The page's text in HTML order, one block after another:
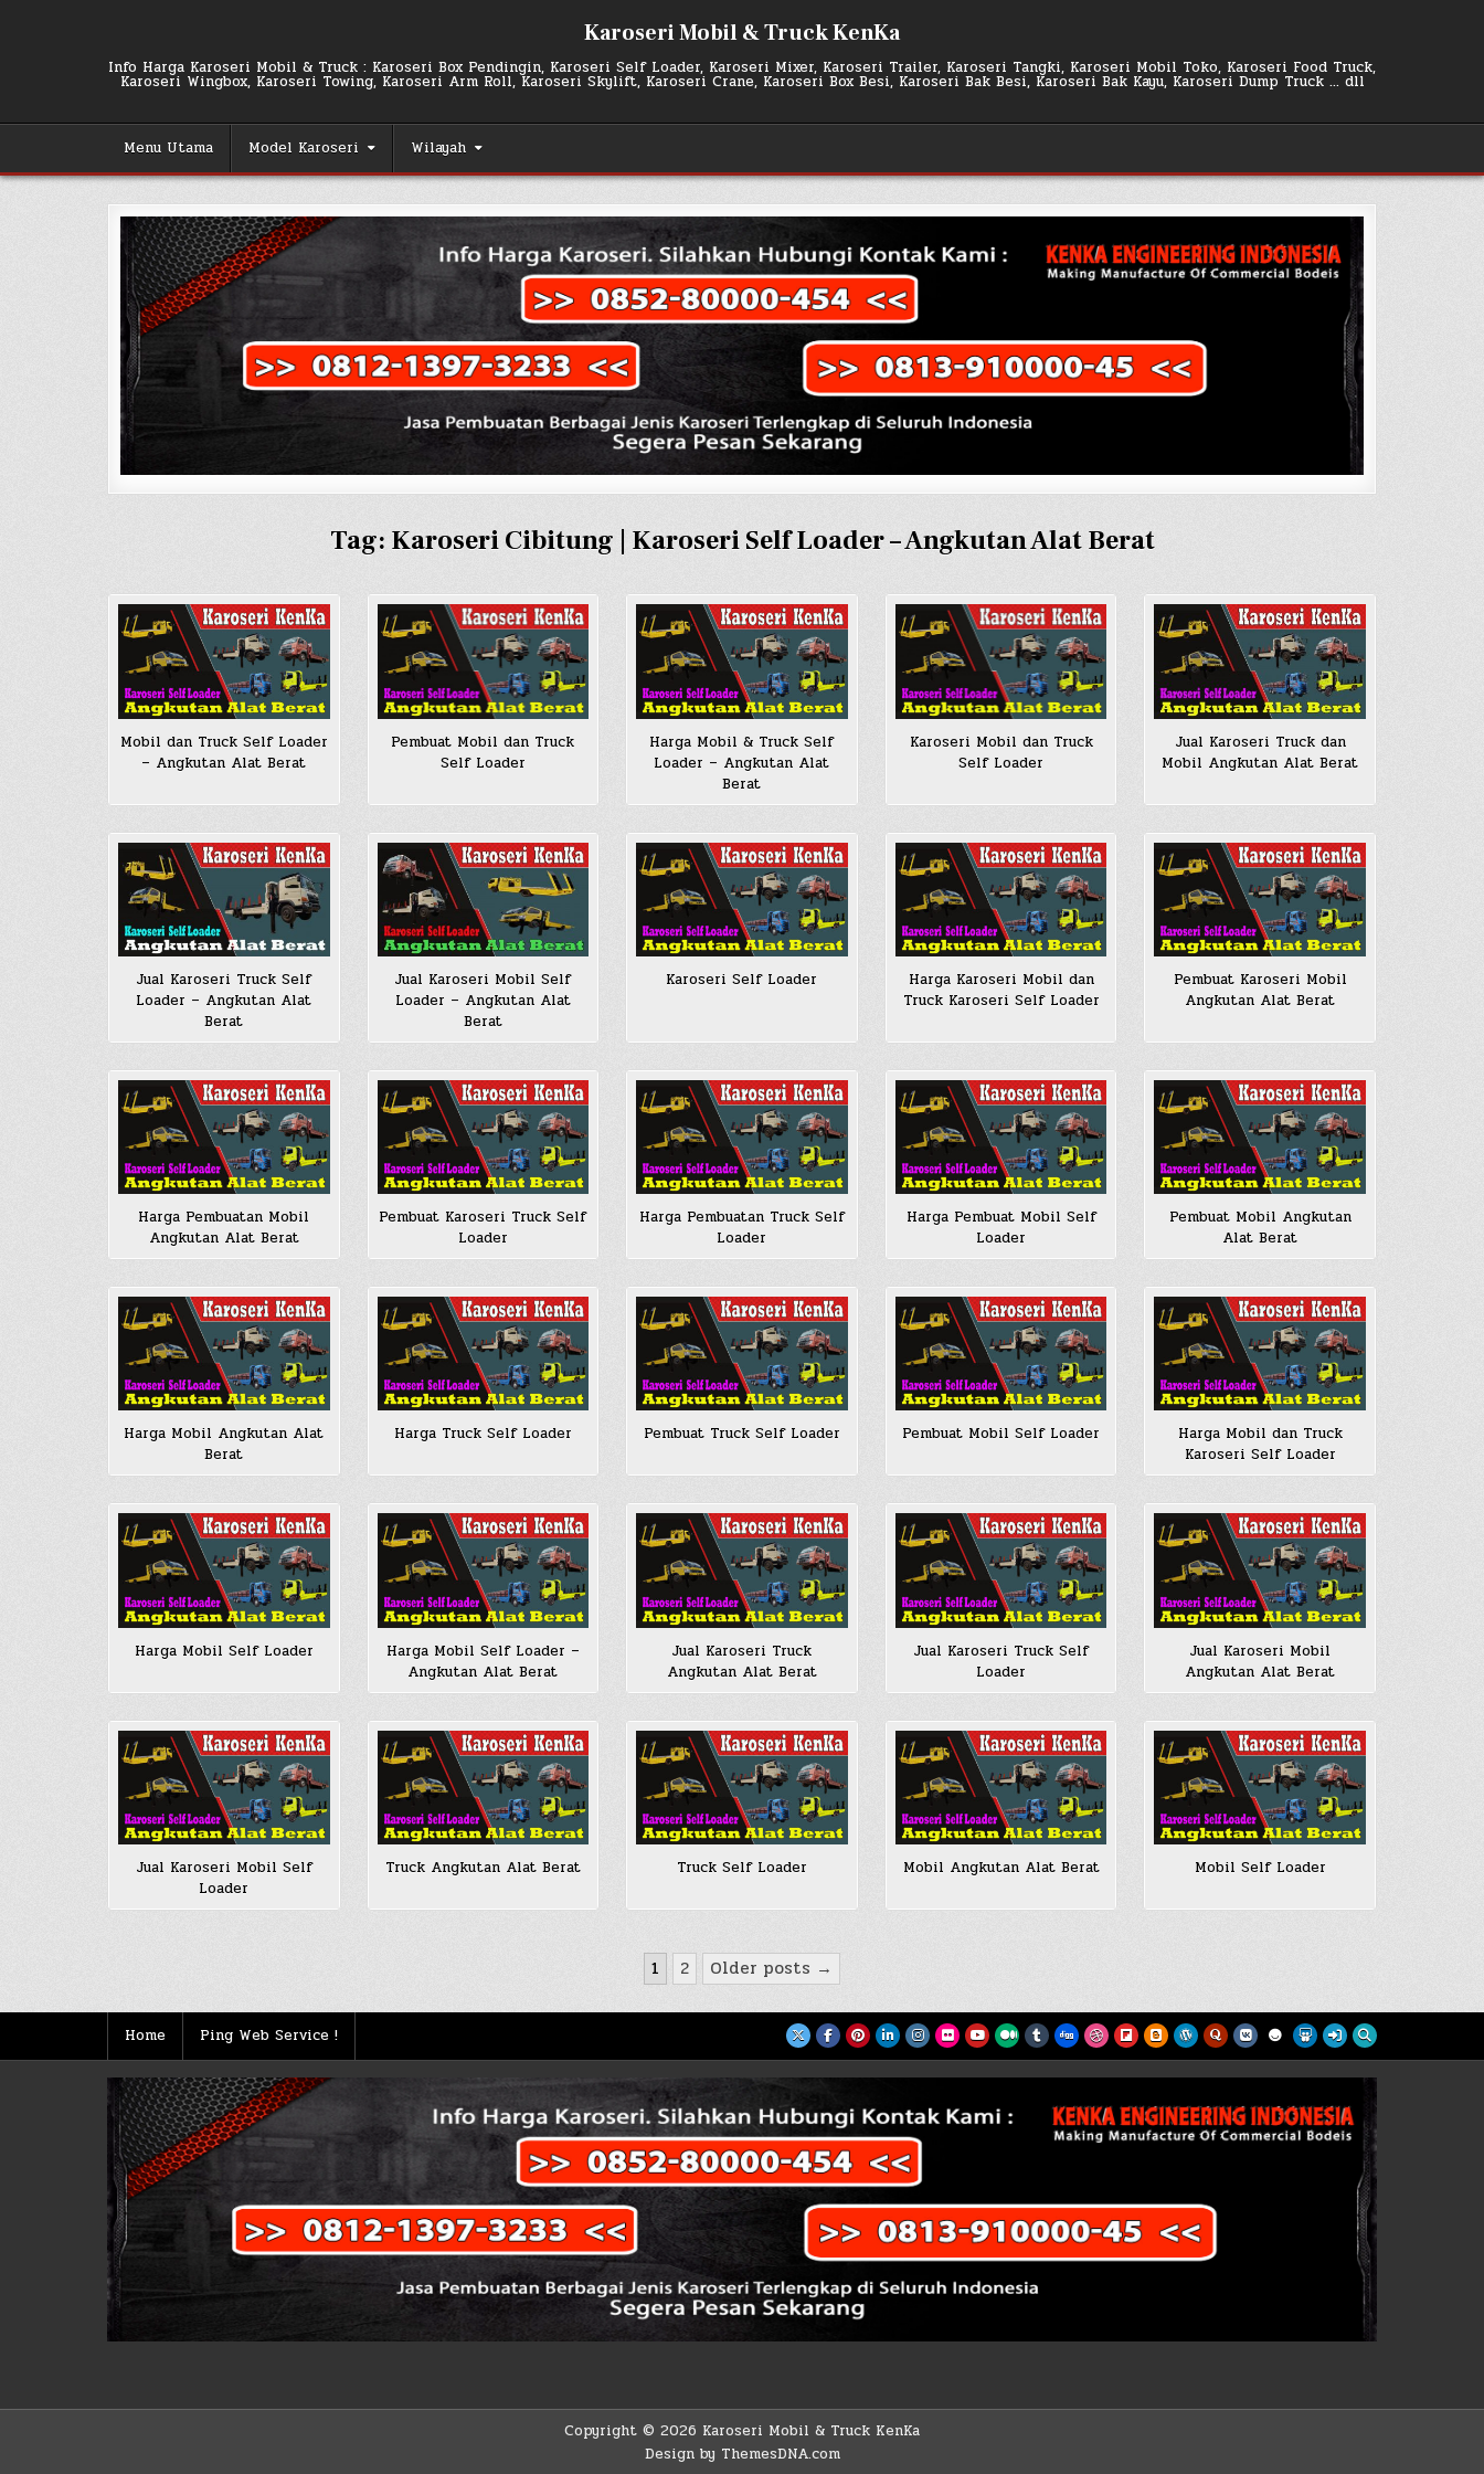
Karoseri Mobil & Truck KenKa
Info Harga Karoseri Mobil & Truck : Karoseri Box Pendingin, Karoseri Self Loader, Karoseri Mixer, Karoseri Trailer, Karoseri Tangki, Karoseri Mobil Toko, Karoseri Food Truck,
Karoseri Wingbox, Karoseri Towing, Karoseri Arm Roll, Karoseri Skylift, Karoseri Crane, Karoseri Box Besi, Karoseri Bak Besi, Karoseri Bak Kayu, Karoseri Dump Truck … dll
Menu Utama Model Karoseri Wilayah
Tag: Karoseri Cibitung | Karoseri Self Loader – Angkutan Alat Berat
Mobil dan Truck Self Loader
– Angkutan Alat Berat
Pembuat Mobil dan Truck
Self Loader
Harga Mobil & Truck Self
Loader – Angkutan Alat
Berat
Karoseri Mobil dan Truck
Self Loader
Jual Karoseri Truck dan
Mobil Angkutan Alat Berat
Jual Karoseri Truck Self
Loader – Angkutan Alat
Berat
Jual Karoseri Mobil Self
Loader – Angkutan Alat
Berat
Karoseri Self Loader
Harga Karoseri Mobil dan
Truck Karoseri Self Loader
Pembuat Karoseri Mobil
Angkutan Alat Berat
Harga Pembuatan Mobil
Angkutan Alat Berat
Pembuat Karoseri Truck Self
Loader
Harga Pembuatan Truck Self
Loader
Harga Pembuat Mobil Self
Loader
Pembuat Mobil Angkutan
Alat Berat
Harga Mobil Angkutan Alat
Berat
Harga Truck Self Loader Pembuat Truck Self Loader Pembuat Mobil Self Loader
Harga Mobil dan Truck
Karoseri Self Loader
Harga Mobil Self Loader
Harga Mobil Self Loader –
Angkutan Alat Berat
Jual Karoseri Truck
Angkutan Alat Berat
Jual Karoseri Truck Self
Loader
Jual Karoseri Mobil
Angkutan Alat Berat
Jual Karoseri Mobil Self
Loader
Truck Angkutan Alat Berat Truck Self Loader Mobil Angkutan Alat Berat Mobil Self Loader
1 2 Older posts →
Home Ping Web Service !
Copyright © 2026 Karoseri Mobil & Truck KenKa
Design by ThemesDNA.com